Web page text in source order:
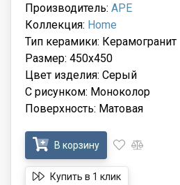
Производитель: APE
Коллекция: Home
Тип керамики: Керамогранит
Размер: 450x450
Цвет изделия: Серый
С рисунком: Моноколор
Поверхность: Матовая
В корзину
Купить в 1 клик